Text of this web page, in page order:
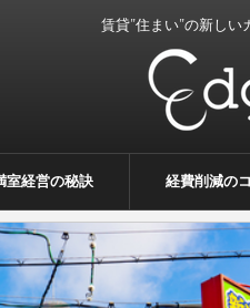
賃貸”住まい”の新しい
室経営の秘訣 経費削減の